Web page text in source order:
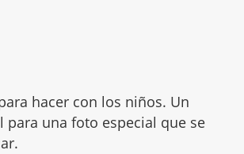
hacer con los niños. Un
para una foto especial que se